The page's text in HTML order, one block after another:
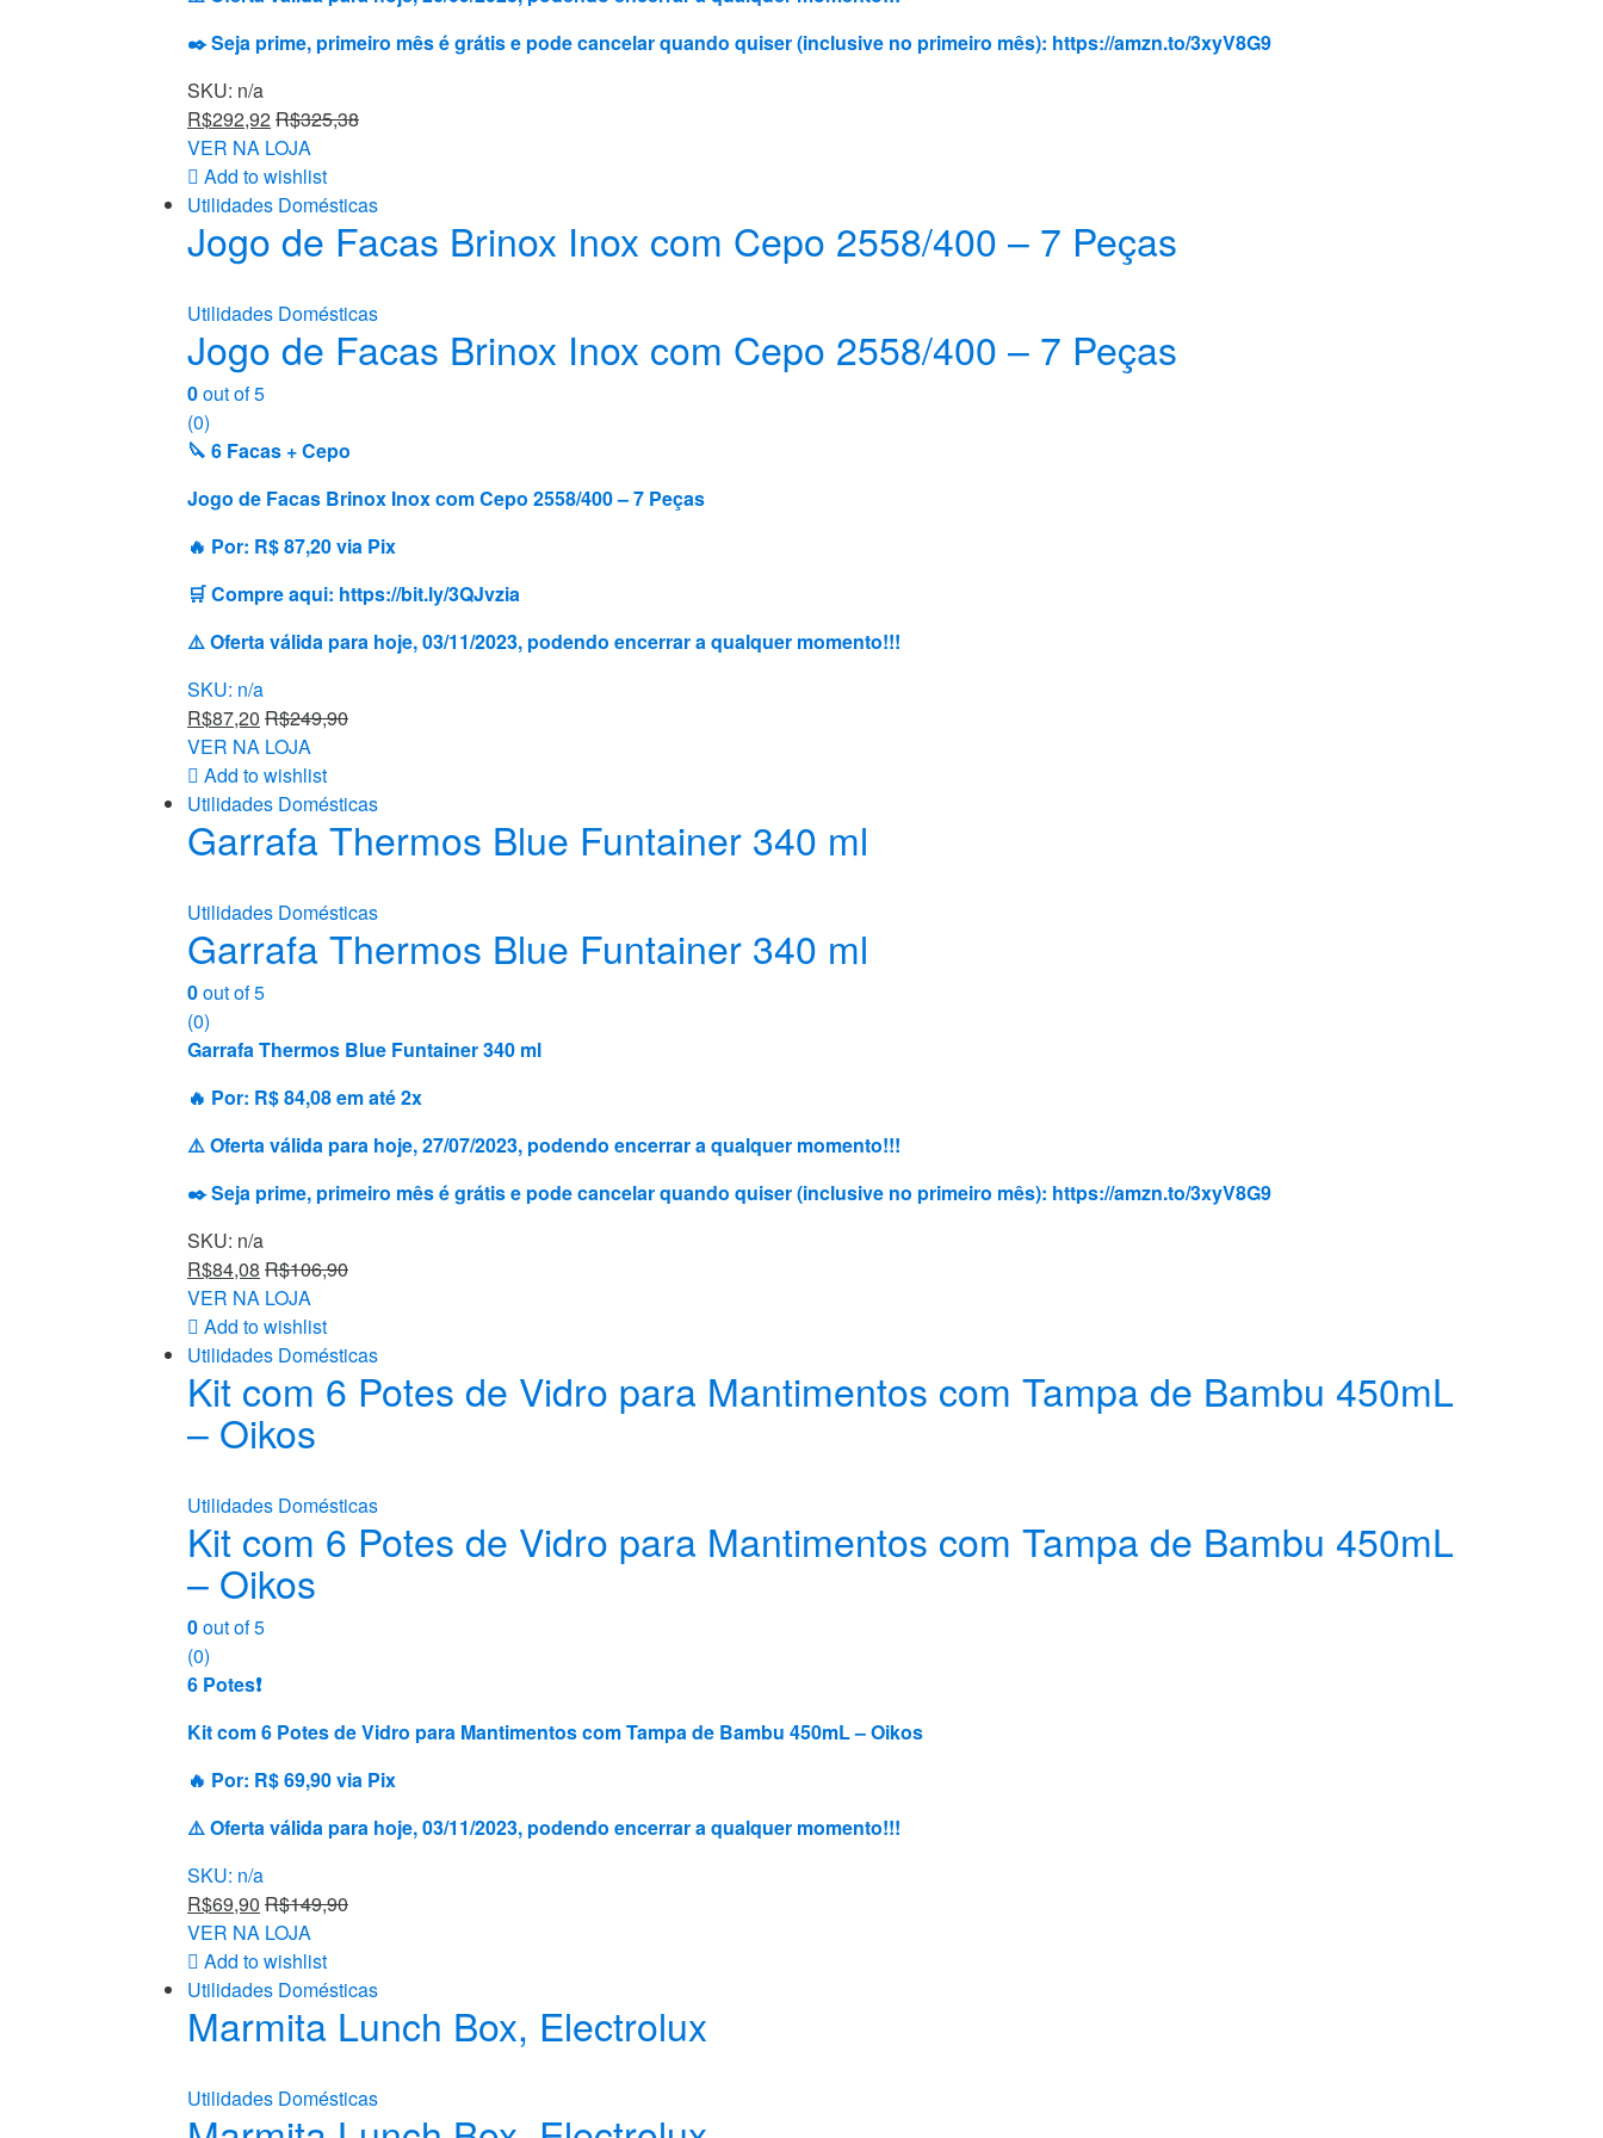
✒️ Seja prime, primeiro mês é grátis e pode cancelar quando quiser (inclusive no primeiro mês): https://amzn.to/3xyV8G9
SKU: n/a
R$292,92R$325,38
VER NA LOJA
Add to wishlist
Utilidades Domésticas
Jogo de Facas Brinox Inox com Cepo 2558/400 – 7 Peças
Utilidades Domésticas
Jogo de Facas Brinox Inox com Cepo 2558/400 – 7 Peças
0out of 5
(0)
🔪 6 Facas + Cepo
Jogo de Facas Brinox Inox com Cepo 2558/400 – 7 Peças
🔥 Por: R$ 87,20 via Pix
🛒 Compre aqui: https://bit.ly/3QJvzia
⚠️ Oferta válida para hoje, 03/11/2023, podendo encerrar a qualquer momento!!!
SKU: n/a
R$87,20 R$249,90
VER NA LOJA
Add to wishlist
Utilidades Domésticas
Garrafa Thermos Blue Funtainer 340 ml
Utilidades Domésticas
Garrafa Thermos Blue Funtainer 340 ml
0out of 5
(0)
Garrafa Thermos Blue Funtainer 340 ml
🔥 Por: R$ 84,08 em até 2x
⚠️ Oferta válida para hoje, 27/07/2023, podendo encerrar a qualquer momento!!!
✒️ Seja prime, primeiro mês é grátis e pode cancelar quando quiser (inclusive no primeiro mês): https://amzn.to/3xyV8G9
SKU: n/a
R$84,08 R$106,90
VER NA LOJA
Add to wishlist
Utilidades Domésticas
Kit com 6 Potes de Vidro para Mantimentos com Tampa de Bambu 450mL
– Oikos
Utilidades Domésticas
Kit com 6 Potes de Vidro para Mantimentos com Tampa de Bambu 450mL
– Oikos
0out of 5
(0)
6 Potes❗️
Kit com 6 Potes de Vidro para Mantimentos com Tampa de Bambu 450mL – Oikos
🔥 Por: R$ 69,90 via Pix
⚠️ Oferta válida para hoje, 03/11/2023, podendo encerrar a qualquer momento!!!
SKU: n/a
R$69,90 R$149,90
VER NA LOJA
Add to wishlist
Utilidades Domésticas
Marmita Lunch Box, Electrolux
Utilidades Domésticas